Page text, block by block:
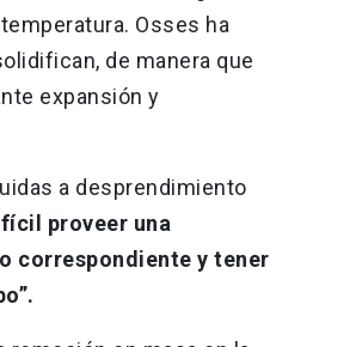
Osses ha
de manera que
expansión y
a desprendimiento
proveer una
correspondiente y tener